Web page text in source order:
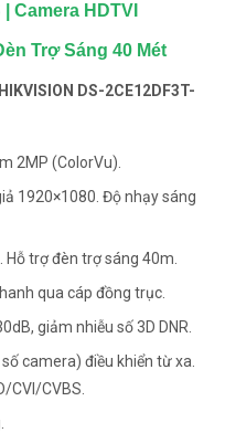
Camera HDTVI
Trợ Sáng 40 Mét
DS-2CE12DF3T-
2MP (ColorVu).
1920×1080. Độ nhạy sáng
trợ đèn trợ sáng 40m.
qua cáp đồng trục.
giảm nhiễu số 3D DNR.
camera) điều khiển từ xa.
CVI/CVBS.